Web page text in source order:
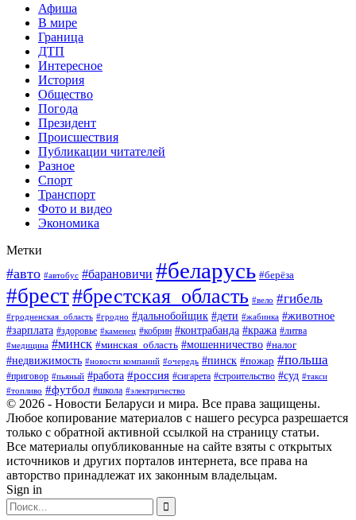
Афиша
В мире
Граница
ДТП
Интересное
История
Общество
Погода
Президент
Происшествия
Публикации читателей
Разное
Спорт
Транспорт
Фото и видео
Экономика
Метки
#авто #автобус #барановичи #беларусь #берёза
#брест#брестская_область #вело #гибель
#гродненская_область #гродно #дальнобойщик #дети #жабинка #животное
#зарплата #здоровье #каменец #кобрин #контрабанда #кража #литва
#медицина #минск #минская_область #мошенничество #налог
#недвижимость #новости компаний #очередь #пинск #пожар #польша
#приговор #пьяный #работа #россия #сигарета #строительство #суд #такси
#топливо #футбол #школа #электричество
© 2026 - Новости Беларуси и мира. Все права защищены.
Любое копирование материалов с нашего ресурса разрешается
только с обратной активной ссылкой на страницу статьи.
Все материалы опубликованные на сайте взяты с открытых
источников и других порталов интернета, все права на
авторство принадлежат их законным владельцам.
Sign in